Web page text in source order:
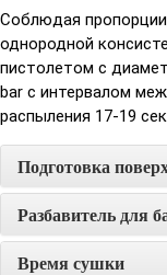
мокрую».
очистить,
Добавить в краску
Время
При 20°С: от пыли
Соблюдая
однородной
пистолетом с
bar с интервалом
распыления 17-19
Подготовка
Разбавитель для
Время сушки